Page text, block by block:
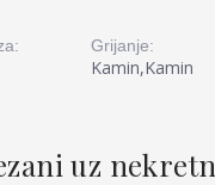
Grijanje:
Kamin,Kamin
uz